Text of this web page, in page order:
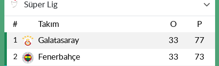
Süper Lig
# Takım O P
1 Galatasaray 33 77
2 Fenerbahçe 33 73